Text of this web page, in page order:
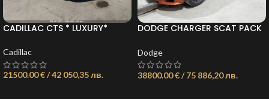
CADILLAC CTS * LUXURY*
Cadillac
21500.00 € / 42 050,35 лв.
DODGE CHARGER SCAT PACK
11735509867886456
Dodge
38800.00 € / 75 886,20 лв.